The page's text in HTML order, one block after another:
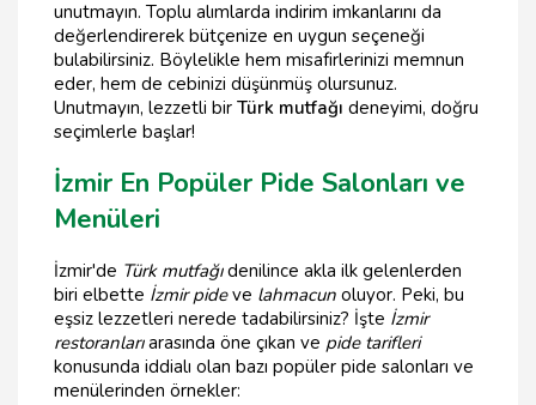
unutmayın. Toplu alımlarda indirim imkanlarını da
değerlendirerek bütçenize en uygun seçeneği
bulabilirsiniz. Böylelikle hem misafirlerinizi memnun
eder, hem de cebinizi düşünmüş olursunuz.
Unutmayın, lezzetli bir Türk mutfağı deneyimi, doğru
seçimlerle başlar!
İzmir En Popüler Pide Salonları ve
Menüleri
İzmir'de Türk mutfağıdenilince akla ilk gelenlerden
biri elbette İzmir pideve lahmacun oluyor. Peki, bu
eşsiz lezzetleri nerede tadabilirsiniz? İşte İzmir
restoranlarıarasında öne çıkan ve pide tarifleri
konusunda iddialı olan bazı popüler pide salonları ve
menülerinden örnekler: